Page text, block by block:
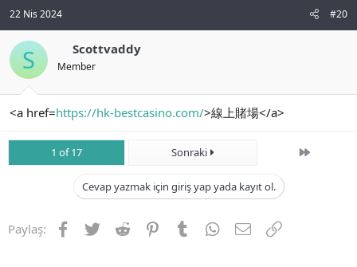
22 Nis 2024 #20
S Scottvaddy
Member
<a href=https://hk-bestcasino.com/>線上賭場</a>
1 of 17 Sonraki Son
Cevap yazmak için giriş yap yada kayıt ol.
Paylaş: Facebook
TwitterReddit PinterestTumblrWhatsApp
E-postaLink